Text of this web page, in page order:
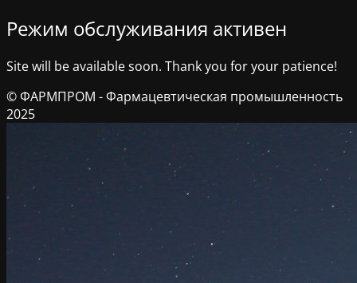
Режим обслуживания активен
Site will be available soon. Thank you for your patience!
© ФАРМПРОМ - Фармацевтическая промышленность
2025